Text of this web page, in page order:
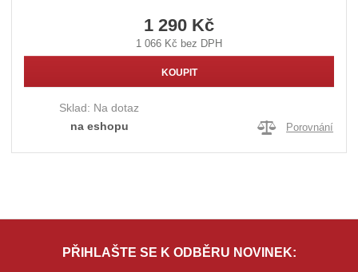
1 290 Kč
1 066 Kč bez DPH
KOUPIT
Sklad: Na dotaz
na eshopu
Porovnání
PŘIHLAŠTE SE K ODBĚRU NOVINEK: